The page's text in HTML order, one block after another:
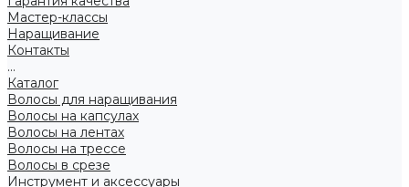
Мастер-классы
Наращивание
Контакты
...
Каталог
Волосы для наращивания
Волосы на капсулах
Волосы на лентах
Волосы на трессе
Волосы в срезе
Инструмент и аксессуары